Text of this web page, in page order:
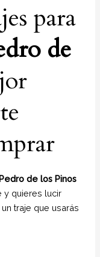
para
de
de los Pinos
y quieres lucir
traje que usarás